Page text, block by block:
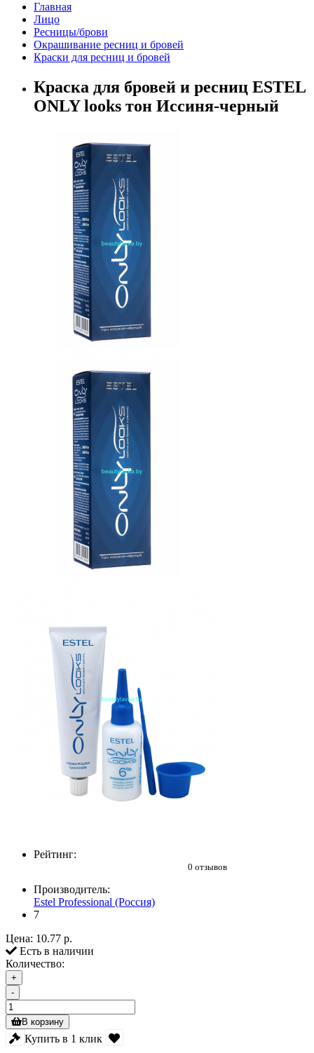
Главная
Лицо
Ресницы/брови
Окрашивание ресниц и бровей
Краски для ресниц и бровей
Краска для бровей и ресниц ESTEL
ONLY looks тон Иссиня-черный
Рейтинг:
0 отзывов
Производитель:
Estel Professional (Россия)
7
Цена: 10.77 р.
Есть в наличии
Количество:
+
-
В корзину
Купить в 1 клик